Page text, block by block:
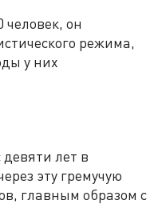
человек, он
режима,
у них
лет в
эту гремучую
главным образом с